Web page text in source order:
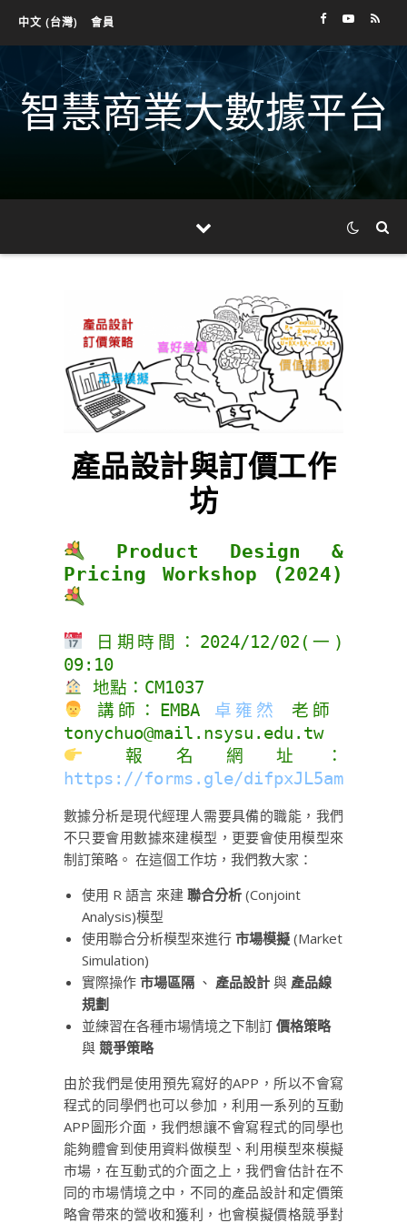
中文 (台灣) 會員
智慧商業大數據平台
產品設計與訂價工作
坊
Product Design &
Pricing Workshop (2024)
日期時間：2024/12/02(一)
09:10
地點：CM1037
講師：EMBA 卓雍然
老師
tonychuo@mail.nsysu.edu.tw
報名網址：
https://forms.gle/
數據分析是現代經理人需要具備的職能，我們
不只要會用數據來建模型，更要會使用模型來
制訂策略。 在這個工作坊，我們教大家：
使用 R 語言 來建 聯合分析 (Conjoint
Analysis)模型
使用聯合分析模型來進行 市場模擬 (Market
Simulation)
實際操作 市場區隔 、 產品設計 與 產品線
規劃
並練習在各種市場情境之下制訂 價格策略
與 競爭策略
由於我們是使用預先寫好的APP，所以不會寫
程式的同學們也可以參加，利用一系列的互動
APP圖形介面，我們想讓不會寫程式的同學也
能夠體會到使用資料做模型、利用模型來模擬
市場，在互動式的介面之上，我們會估計在不
同的市場情境之中，不同的產品設計和定價策
略會帶來的營收和獲利，也會模擬價格競爭對